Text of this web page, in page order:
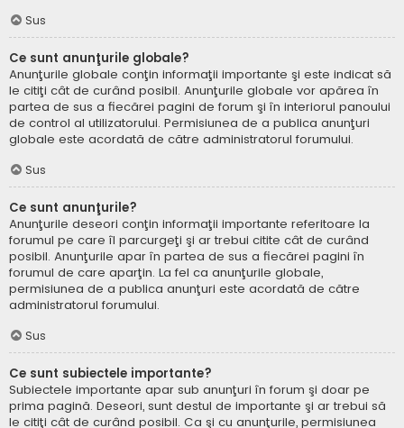
Sus
Ce sunt anunţurile globale?
Anunţurile globale conţin informaţii importante şi este indicat să
le citiţi cât de curând posibil. Anunţurile globale vor apărea în
partea de sus a fiecărei pagini de forum şi în interiorul panoului
de control al utilizatorului. Permisiunea de a publica anunţuri
globale este acordată de către administratorul forumului.
Sus
Ce sunt anunţurile?
Anunţurile deseori conţin informaţii importante referitoare la
forumul pe care îl parcurgeţi şi ar trebui citite cât de curând
posibil. Anunţurile apar în partea de sus a fiecărei pagini în
forumul de care aparţin. La fel ca anunţurile globale,
permisiunea de a publica anunţuri este acordată de către
administratorul forumului.
Sus
Ce sunt subiectele importante?
Subiectele importante apar sub anunţuri în forum şi doar pe
prima pagină. Deseori, sunt destul de importante şi ar trebui să
le citiţi cât de curând posibil. Ca şi cu anunţurile, permisiunea